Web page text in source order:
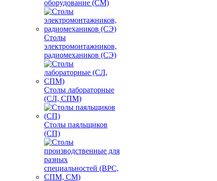
оборудование (СМ)
Столы
электромонтажников,
радиомехаников (СЭ)
Столы лабораторные
(СЛ, СПМ)
Столы паяльщиков
(СП)